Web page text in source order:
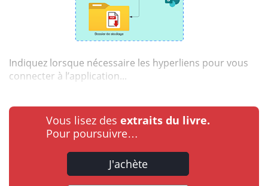
Indiquez lorsque nécessaire les hyperliens pour vous
connecter à l’application...
Vous lisez des extraits du livre.
Pour poursuivre…
J'achète